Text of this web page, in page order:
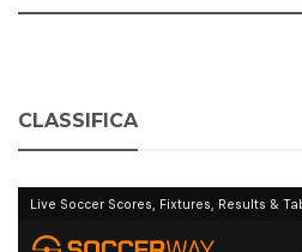
CLASSIFICA